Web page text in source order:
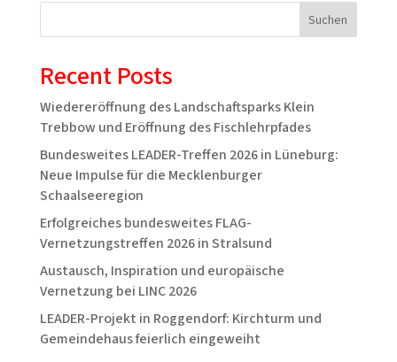
Suchen
Recent Posts
Wiedereröffnung des Landschaftsparks Klein
Trebbow und Eröffnung des Fischlehrpfades
Bundesweites LEADER-Treffen 2026 in Lüneburg:
Neue Impulse für die Mecklenburger
Schaalseeregion
Erfolgreiches bundesweites FLAG-
Vernetzungstreffen 2026 in Stralsund
Austausch, Inspiration und europäische
Vernetzung bei LINC 2026
LEADER-Projekt in Roggendorf: Kirchturm und
Gemeindehaus feierlich eingeweiht